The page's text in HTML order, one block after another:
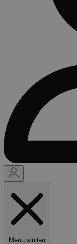
Menu sluiten